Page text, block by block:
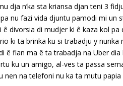
dja n’ka sta kriansa djan teni 3
nu fazi vida djuntu pamodi mi un
divorsia di mudjer ki ê kaza kol
ki ta brinka ku si trabadju y
ê flan ma ê ta trabadja na Uber
ku un amigo, al-ves ta passa
nen na telefoni nu ka ta mutu papia